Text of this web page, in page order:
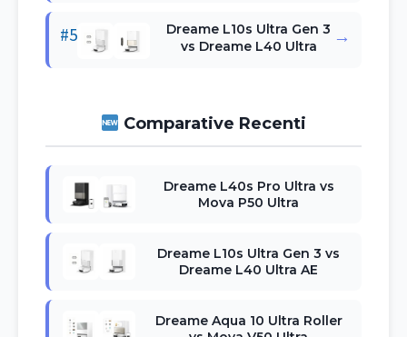
#5
Dreame L10s Ultra Gen 3
vs Dreame L40 Ultra
→
Comparative Recenti
Dreame L40s Pro Ultra vs
Mova P50 Ultra
Dreame L10s Ultra Gen 3 vs
Dreame L40 Ultra AE
Dreame Aqua 10 Ultra Roller